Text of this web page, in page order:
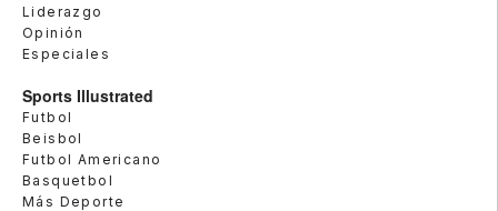
Liderazgo
Opinión
Especiales
Sports Illustrated
Futbol
Beisbol
Futbol Americano
Basquetbol
Más Deporte